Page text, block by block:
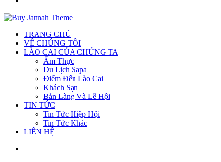
TRANG CHỦ
VỀ CHÚNG TÔI
LÀO CAI CỦA CHÚNG TA
Ẩm Thực
Du Lịch Sapa
Điểm Đến Lào Cai
Khách Sạn
Bản Làng Và Lễ Hội
TIN TỨC
Tin Tức Hiệp Hội
Tin Tức Khác
LIÊN HỆ